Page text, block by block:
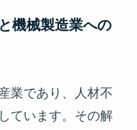
機械製造業への
業であり、人材不
ています。その解